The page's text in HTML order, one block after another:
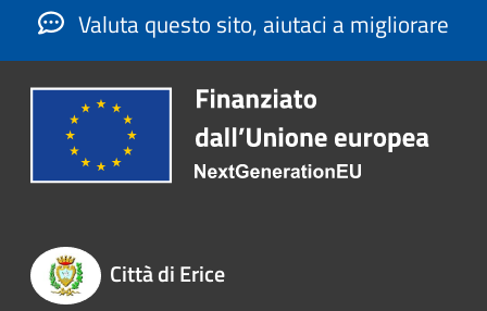
Valuta questo sito, aiutaci a migliorare
Città di Erice